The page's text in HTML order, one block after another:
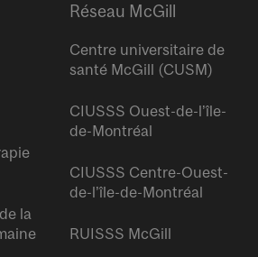
la
Réseau McGill
Centre universitaire de
santé McGill (CUSM)
CIUSSS Ouest-de-l’île-
de-Montréal
CIUSSS Centre-Ouest-
de-l’île-de-Montréal
RUISSS McGill